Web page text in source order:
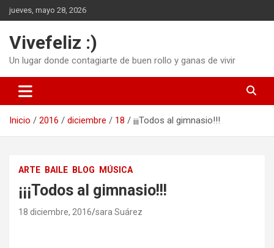
Saltar
al
jueves, mayo 28, 2026
Vivefeliz :)
Un lugar donde contagiarte de buen rollo y ganas de vivir
Inicio 2016 diciembre 18 ¡¡¡Todos al gimnasio!!!
ARTE BAILE BLOG MÚSICA
¡¡¡Todos al gimnasio!!!
18 diciembre, 2016 sara Suárez